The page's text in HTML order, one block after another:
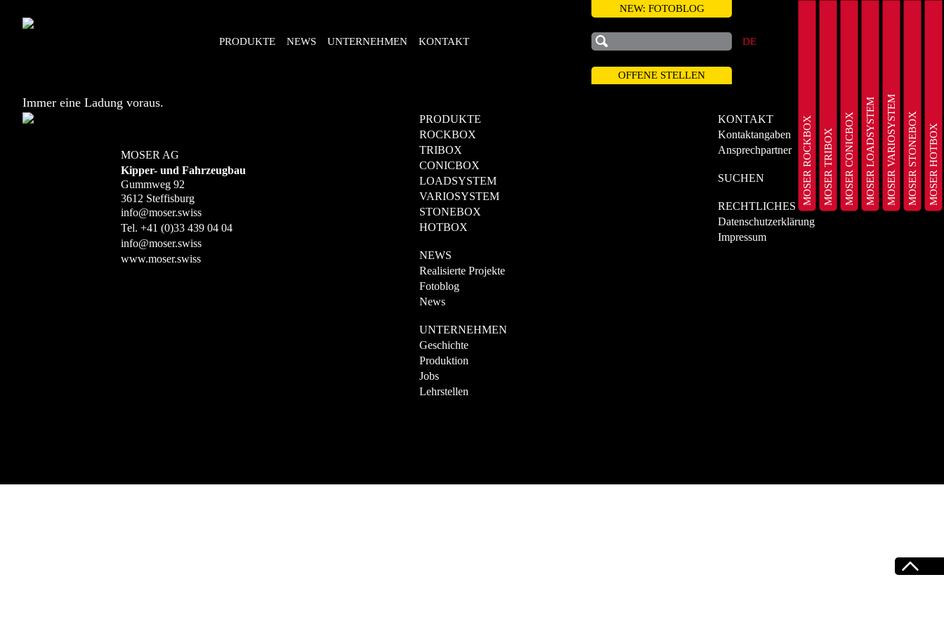
Immer eine Ladung voraus.
PRODUKTE NEWS UNTERNEHMEN KONTAKT DE
NEW: FOTOBLOG
OFFENE STELLEN
MOSER ROCKBOXMOSER TRIBOXMOSER CONICBOXMOSER LOADSYSTEMMOSER VARIOSYSTEMMOSER STONEBOXMOSER HOTBOX
MOSER AG
Kipper- und Fahrzeugbau
Gummweg 92
3612 Steffisburg
info@moser.swiss
Tel. +41 (0)33 439 04 04
info@moser.swiss
www.moser.swiss
PRODUKTE
ROCKBOX
TRIBOX
CONICBOX
LOADSYSTEM
VARIOSYSTEM
STONEBOX
HOTBOX
NEWS
Realisierte Projekte
Fotoblog
News
UNTERNEHMEN
Geschichte
Produktion
Jobs
Lehrstellen
KONTAKT
Kontaktangaben
Ansprechpartner
SUCHEN
RECHTLICHES
Datenschutzerklärung
Impressum